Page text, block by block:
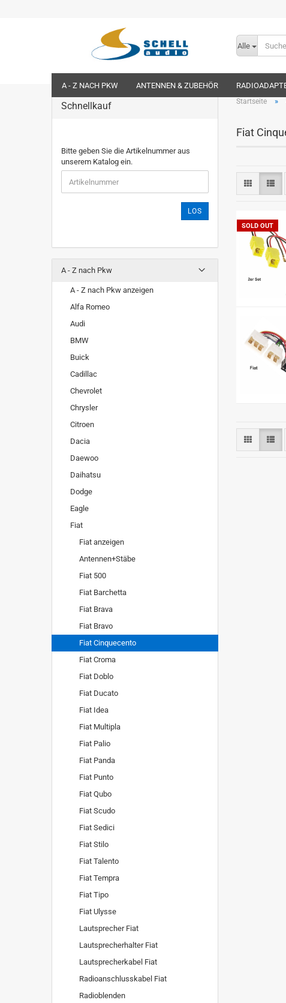
Alle
A - Z NACH PKW ANTENNEN & ZUBEHÖR
Startseite »
Fiat
SOLD OUT
Schnellkauf
Bitte geben Sie die Artikelnummer aus
unserem Katalog ein.
LOS
A - Z nach Pkw
A - Z nach Pkw anzeigen
Alfa Romeo
Audi
BMW
Buick
Cadillac
Chevrolet
Chrysler
Citroen
Dacia
Daewoo
Daihatsu
Dodge
Eagle
Fiat
Fiat anzeigen
Antennen+Stäbe
Fiat 500
Fiat Barchetta
Fiat Brava
Fiat Bravo
Fiat Cinquecento
Fiat Croma
Fiat Doblo
Fiat Ducato
Fiat Idea
Fiat Multipla
Fiat Palio
Fiat Panda
Fiat Punto
Fiat Qubo
Fiat Scudo
Fiat Sedici
Fiat Stilo
Fiat Talento
Fiat Tempra
Fiat Tipo
Fiat Ulysse
Lautsprecher Fiat
Lautsprecherhalter Fiat
Lautsprecherkabel Fiat
Radioanschlusskabel Fiat
Radioblenden